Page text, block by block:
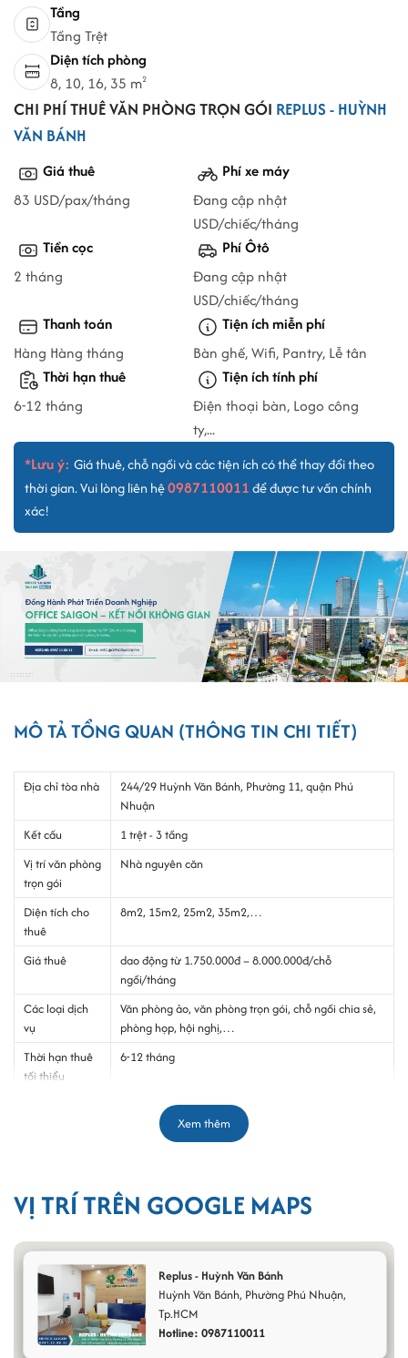
Tầng
Tầng Trệt
Diện tích phòng
8, 10, 16, 35 m2
CHI PHÍ THUÊ VĂN PHÒNG TRỌN GÓI REPLUS - HUỲNH
VĂN BÁNH
Giá thuê
83 USD/pax/tháng
Phí xe máy
Đang cập nhật
USD/chiếc/tháng
Tiền cọc
2 tháng
Phí Ôtô
Đang cập nhật
USD/chiếc/tháng
Thanh toán
Hàng Hàng tháng
Tiện ích miễn phí
Bàn ghế, Wifi, Pantry, Lễ tân
Thời hạn thuê
6-12 tháng
Tiện ích tính phí
Điện thoại bàn, Logo công
ty,...
*Lưu ý: Giá thuê, chỗ ngồi và các tiện ích có thể thay đổi theo
thời gian. Vui lòng liên hệ0987110011để được tư vấn chính
xác!
MÔ TẢ TỔNG QUAN (THÔNG TIN CHI TIẾT)
Địa chỉ tòa nhà
244/29 Huỳnh Văn Bánh, Phường 11, quận Phú
Nhuận
Kết cấu
1 trệt - 3 tầng
Vị trí văn phòng
trọn gói
Nhà nguyên căn
Diện tích cho
thuê
8m2, 15m2, 25m2, 35m2,…
Giá thuê
dao động từ 1.750.000đ – 8.000.000đ/chỗ
ngồi/tháng
Các loại dịch
vụ
Văn phòng ảo, văn phòng trọn gói, chỗ ngồi chia sẻ,
phòng họp, hội nghị,…
Thời hạn thuê
tối thiểu
6-12 tháng
Theo tháng
chính xác.
Giới thiệu tổng quan thông tin văn phòng
trọn gói Replus tại Huỳnh Văn Bánh
Công ty cổ phần Replus được thành lập tháng 4 năm 2013. Replus
Xem thêm
VỊ TRÍ TRÊN GOOGLE MAPS
Replus - Huỳnh Văn Bánh
Huỳnh Văn Bánh, Phường Phú Nhuận,
Tp.HCM
Hotline: 0987110011